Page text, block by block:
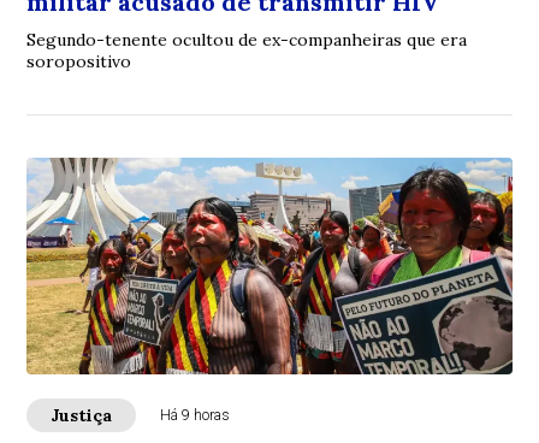
Segundo-tenente ocultou de ex-companheiras que era
soropositivo
Justiça Há 9 horas